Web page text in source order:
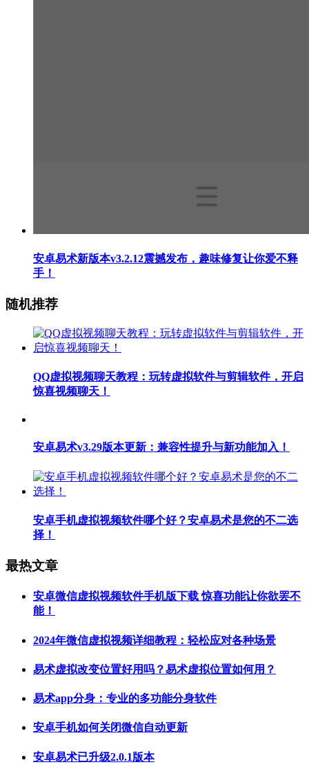
安卓易术新版本v3.2.12震撼发布，趣味修复让你爱不释
手！
随机推荐
QQ虚拟视频聊天教程：玩转虚拟软件与剪辑软件，开启
惊喜视频聊天！
安卓易术v3.29版本更新：兼容性提升与新功能加入！
安卓手机虚拟视频软件哪个好？安卓易术是您的不二选
择！
最热文章
安卓微信虚拟视频软件手机版下载 惊喜功能让你欲罢不
能！
2024年微信虚拟视频详细教程：轻松应对各种场景
易术虚拟改变位置好用吗？易术虚拟位置如何用？
易术app分身：专业的多功能分身软件
安卓手机如何关闭微信自动更新
安卓易术已升级2.0.1版本